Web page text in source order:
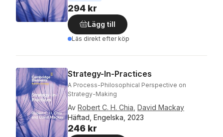
294 kr
Lägg till
Läs direkt efter köp
Strategy-In-Practices
A Process-Philosophical Perspective on
Strategy-Making
Av Robert C. H. Chia David Mackay
Häftad, Engelska, 2023
246 kr